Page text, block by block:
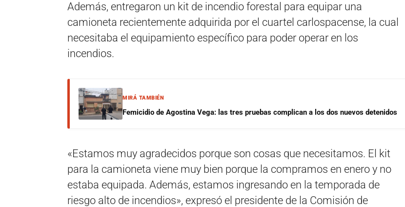
Además, entregaron un kit de incendio forestal para equipar una
camioneta recientemente adquirida por el cuartel carlospacense, la cual
necesitaba el equipamiento específico para poder operar en los
incendios.
MIRÁ TAMBIÉN
Femicidio de Agostina Vega: las tres pruebas complican a los dos nuevos detenidos
«Estamos muy agradecidos porque son cosas que necesitamos. El kit
para la camioneta viene muy bien porque la compramos en enero y no
estaba equipada. Además, estamos ingresando en la temporada de
riesgo alto de incendios», expresó el presidente de la Comisión de